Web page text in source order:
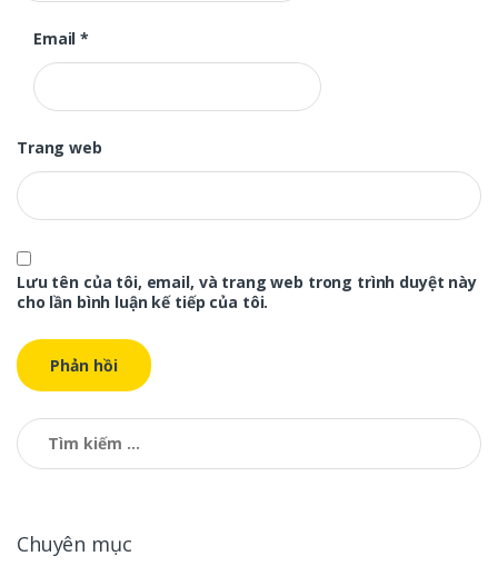
Email*
Trang web
Lưu tên của tôi, email, và trang web trong trình duyệt này
cho lần bình luận kế tiếp của tôi.
Tìm kiếm cho:
Chuyên mục